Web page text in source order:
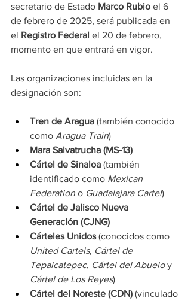
secretario de Estado Marco Rubio el 6
de febrero de 2025, será publicada en
el Registro Federal el 20 de febrero,
momento en que entrará en vigor.
Las organizaciones incluidas en la
designación son:
Tren de Aragua (también conocido
como Aragua Train)
Mara Salvatrucha (MS-13)
Cártel de Sinaloa (también
identificado como Mexican
Federation o Guadalajara Cartel)
Cártel de Jalisco Nueva
Generación (CJNG)
Cárteles Unidos (conocidos como
United Cartels, Cártel de
Tepalcatepec, Cártel del Abuelo y
Cártel de Los Reyes)
Cártel del Noreste (CDN) (vinculado